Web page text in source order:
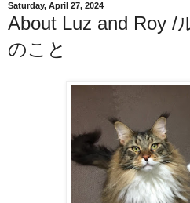
Saturday, April 27, 2024
About Luz and Roy /
のこと